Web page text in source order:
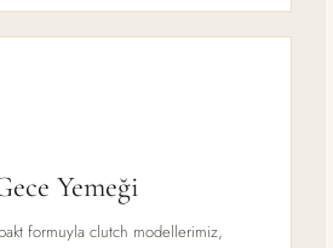
Yemeği
formuyla clutch modellerimiz,